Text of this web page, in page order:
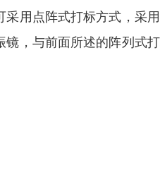
用点阵式打标方式，采
，与前面所述的阵列式